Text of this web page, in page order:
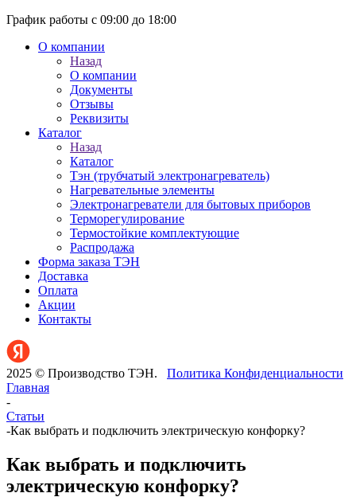
График работы с 09:00 до 18:00
О компании
Назад
О компании
Документы
Отзывы
Реквизиты
Каталог
Назад
Каталог
Тэн (трубчатый электронагреватель)
Нагревательные элементы
Электронагреватели для бытовых приборов
Терморегулирование
Термостойкие комплектующие
Распродажа
Форма заказа ТЭН
Доставка
Оплата
Акции
Контакты
2025 © Производство ТЭН. Политика Конфиденциальности
Главная
-
Статьи
-Как выбрать и подключить электрическую конфорку?
Как выбрать и подключить
электрическую конфорку?